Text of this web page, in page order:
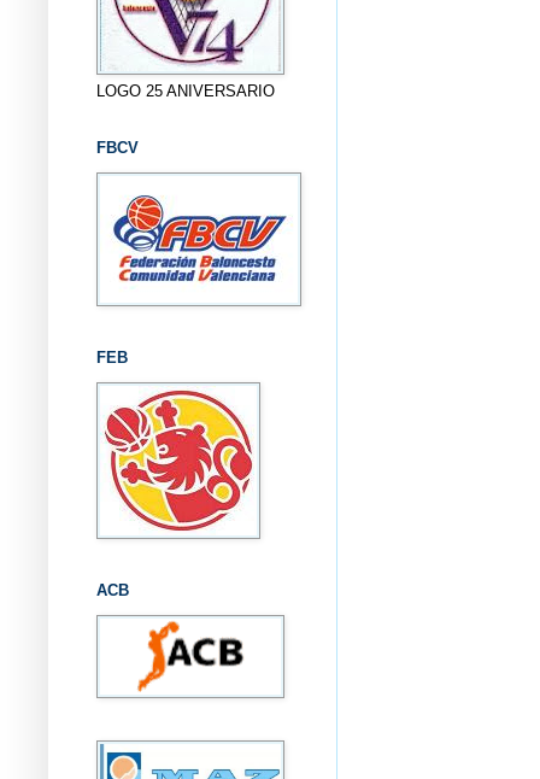
LOGO 25 ANIVERSARIO
FBCV
FEB
ACB